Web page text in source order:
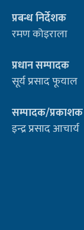
प्रबन्ध निर्देशक
रमण कोइराला
प्रधान सम्पादक
सूर्य प्रसाद फूयाल
सम्पादक/प्रकाशक
इन्द्र प्रसाद आचार्य